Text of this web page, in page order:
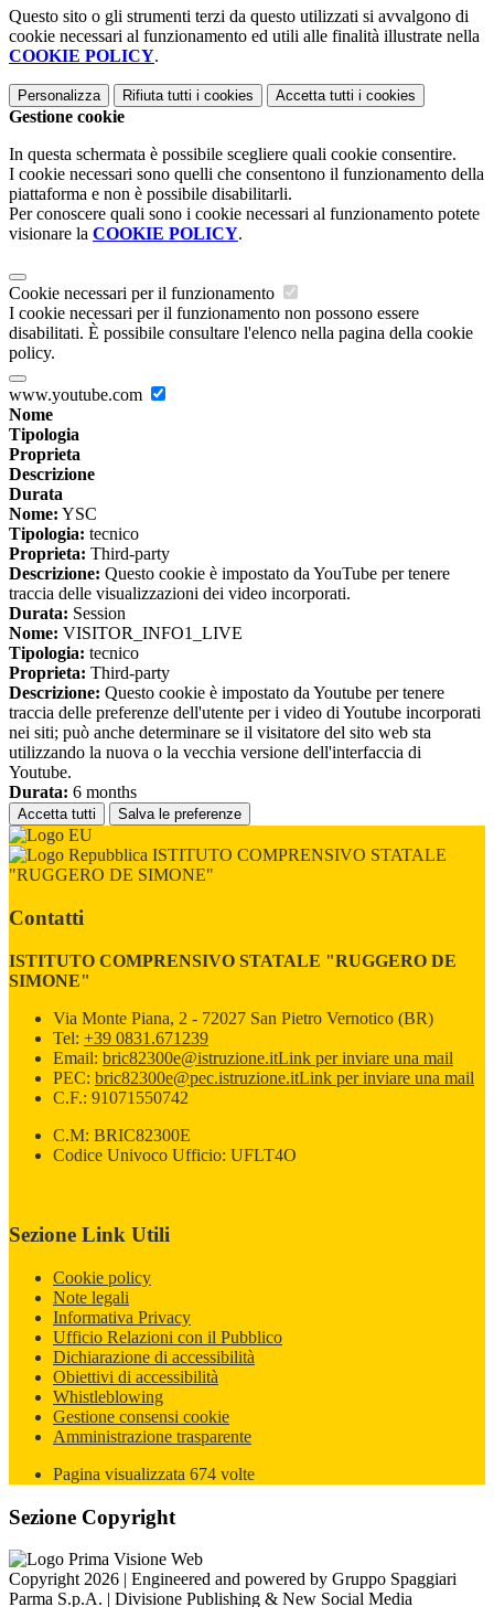
Questo sito o gli strumenti terzi da questo utilizzati si avvalgono di
cookie necessari al funzionamento ed utili alle finalità illustrate nella
COOKIE POLICY.
Personalizza Rifiuta tutti i cookies Accetta tutti i cookies
Gestione cookie
In questa schermata è possibile scegliere quali cookie consentire.
I cookie necessari sono quelli che consentono il funzionamento della
piattaforma e non è possibile disabilitarli.
Per conoscere quali sono i cookie necessari al funzionamento potete
visionare la COOKIE POLICY.
Cookie necessari per il funzionamento
I cookie necessari per il funzionamento non possono essere
disabilitati. È possibile consultare l'elenco nella pagina della cookie
policy.
www.youtube.com
Nome
Tipologia
Proprieta
Descrizione
Durata
Nome: YSC
Tipologia: tecnico
Proprieta: Third-party
Descrizione: Questo cookie è impostato da YouTube per tenere
traccia delle visualizzazioni dei video incorporati.
Durata: Session
Nome: VISITOR_INFO1_LIVE
Tipologia: tecnico
Proprieta: Third-party
Descrizione: Questo cookie è impostato da Youtube per tenere
traccia delle preferenze dell'utente per i video di Youtube incorporati
nei siti; può anche determinare se il visitatore del sito web sta
utilizzando la nuova o la vecchia versione dell'interfaccia di
Youtube.
Durata: 6 months
Accetta tutti Salva le preferenze
ISTITUTO COMPRENSIVO STATALE
"RUGGERO DE SIMONE"
Contatti
ISTITUTO COMPRENSIVO STATALE "RUGGERO DE
SIMONE"
Via Monte Piana, 2 - 72027 San Pietro Vernotico (BR)
Tel: +39 0831.671239
Email: bric82300e@istruzione.itLink per inviare una mail
PEC: bric82300e@pec.istruzione.itLink per inviare una mail
C.F.: 91071550742
C.M: BRIC82300E
Codice Univoco Ufficio: UFLT4O
Sezione Link Utili
Cookie policy
Note legali
Informativa Privacy
Ufficio Relazioni con il Pubblico
Dichiarazione di accessibilità
Obiettivi di accessibilità
Whistleblowing
Gestione consensi cookie
Amministrazione trasparente
Pagina visualizzata 674 volte
Sezione Copyright
Copyright 2026 | Engineered and powered by Gruppo Spaggiari
Parma S.p.A. | Divisione Publishing & New Social Media